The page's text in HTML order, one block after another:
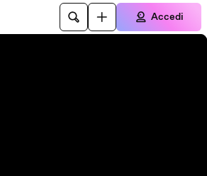
Accedi